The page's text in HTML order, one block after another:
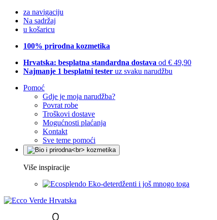
za navigaciju
Na sadržaj
u košaricu
100% prirodna kozmetika
Hrvatska: besplatna standardna dostava od € 49,90
Najmanje 1 besplatni tester uz svaku narudžbu
Pomoć
Gdje je moja narudžba?
Povrat robe
Troškovi dostave
Mogućnosti plaćanja
Kontakt
Sve teme pomoći
Više inspiracije
Eko-deterdženti i još mnogo toga